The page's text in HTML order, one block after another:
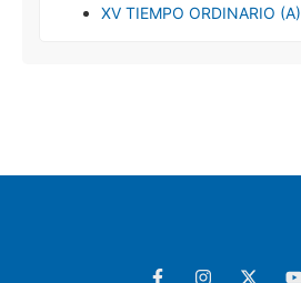
XV TIEMPO ORDINARIO (A)